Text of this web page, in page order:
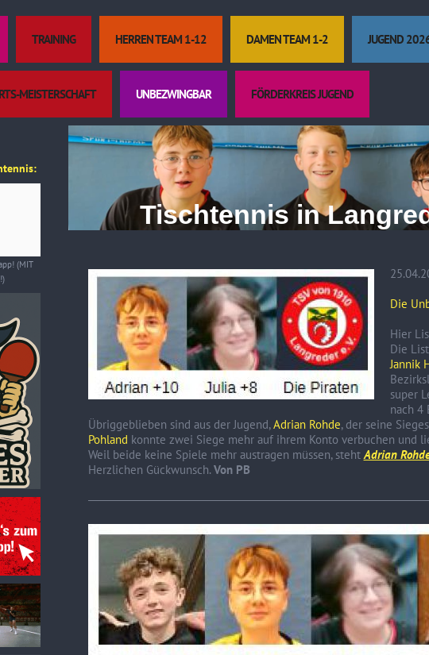
TRAINING HERREN TEAM 1-12 DAMEN TEAM 1-2 JUGEND
MEISTERSCHAFT UNBEZWINGBAR FÖRDERKREIS JUGEND
(MIT
Tischtennis in
Die
Hier
Die
Jannik
super
nach 4
Übriggeblieben sind aus der Jugend,Adrian Rohde, der seine
Pohland konnte zwei Siege mehr auf ihrem Konto verbuchen und
Weil beide keine Spiele mehr austragen müssen, stehtAdrian
Herzlichen Gückwunsch. Von PB